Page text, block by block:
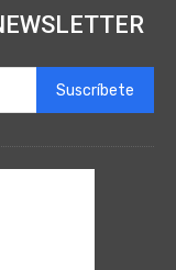
Suscríbete